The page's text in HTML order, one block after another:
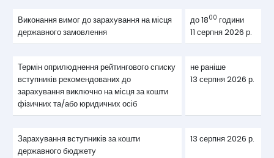
Виконання вимог до зарахування на місця
державного замовлення
до 1800 години
11 серпня 2026 р.
Термін оприлюднення рейтингового списку
вступників рекомендованих до
зарахування виключно на місця за кошти
фізичних та/або юридичних осіб
не раніше
13 серпня 2026 р.
Зарахування вступників за кошти
державного бюджету
13 серпня 2026 р.